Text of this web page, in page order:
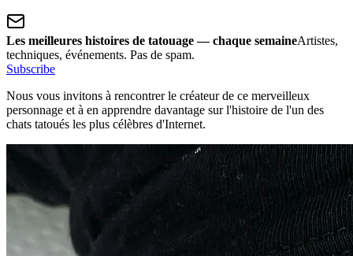
Les meilleures histoires de tatouage — chaque semaineArtistes,
techniques, événements. Pas de spam.
Subscribe
Nous vous invitons à rencontrer le créateur de ce merveilleux
personnage et à en apprendre davantage sur l'histoire de l'un des
chats tatoués les plus célèbres d'Internet.